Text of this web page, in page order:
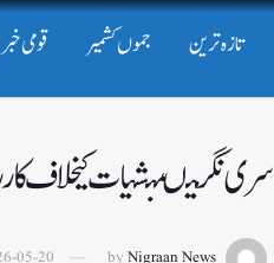
تازہ ترین جموں کشمیر قومی
سری نگر میںمنشیات کیخلاف کارروائی، منشیات
by Nigraan News
05-20